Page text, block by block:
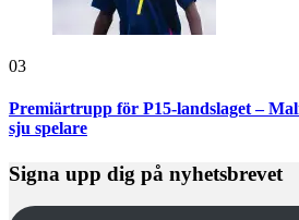
03
Premiärtrupp för P15-landslaget –
sju spelare
Signa upp dig på nyhetsbrevet